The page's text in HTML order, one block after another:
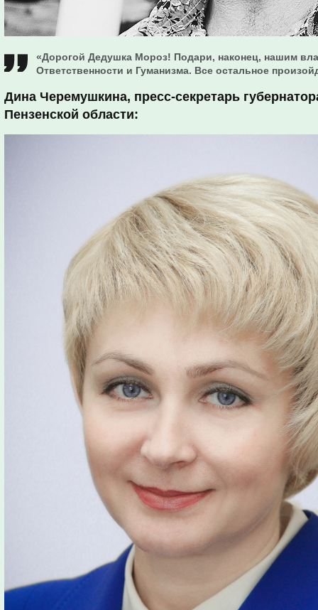
«Дорогой Дедушка Мороз! Подари, наконец, нашим
Ответственности и Гуманизма. Все остальное
Дина Черемушкина, пресс-секретарь
Пензенской области: